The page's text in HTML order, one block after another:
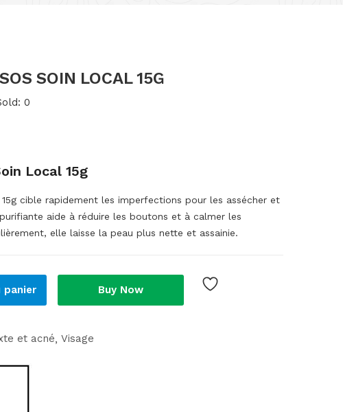
SOIN LOCAL 15G
0
Local 15g
cible rapidement les imperfections pour les assécher et
aide à réduire les boutons et à calmer les
elle laisse la peau plus nette et assainie.
panier Buy Now
et acné Visage